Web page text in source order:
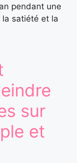
pendant une
satiété et la
sur
et